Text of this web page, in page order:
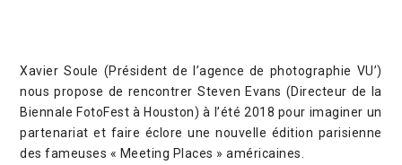
Xavier Soule (Président de l’agence de photographie VU’)
nous propose de rencontrer Steven Evans (Directeur de la
Biennale FotoFest à Houston) à l’été 2018 pour imaginer un
partenariat et faire éclore une nouvelle édition parisienne
des fameuses « Meeting Places » américaines.